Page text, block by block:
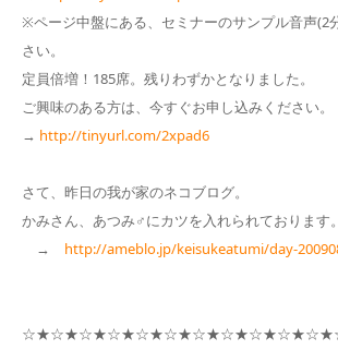
※ページ中盤にある、セミナーのサンプル音声(2
さい。
定員倍増！185席。残りわずかとなりました。
ご興味のある方は、今すぐお申し込みください。
→ http://tinyurl.com/2xpad6
さて、昨日の我が家のネコブログ。
かみさん、あつみ♂にカツを入れられております
→ http://ameblo.jp/keisukeatumi/day-